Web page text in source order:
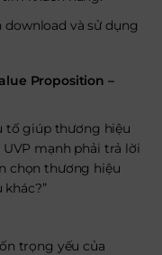
download và sử dụng
Proposition –
tố giúp thương hiệu
mạnh phải trả lời
chọn thương hiệu
trọng yếu của